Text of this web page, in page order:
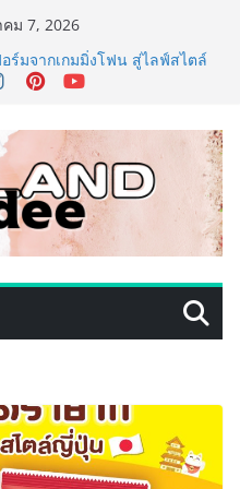
ม 7, 2026
ร์มจากเกมมิ่งโฟน สู่ไลฟ์สไตล์
มุดแลนมาร์คใหม่กลางสถานี
ดตัวแชมพูอาบน้ำ และ โฟมอาบ
งธรรมชาติ “Zero-Residue”
ตกค้าง
@ภาคกลาง “มนต์เสน่ห์เกษตร
นชิม ช้อป สินค้าเกษตร
สิงหาคมนี้ ณ ลานคนเมือง
Village to the World Season
น ESG Tourism สืบสานพระ
องเที่ยวไทยอย่างยั่งยืน
นโลยี (ไทยแลนด์) เปิดโรงงาน
ยายฐานการผลิตสู่เอเชียตะวัน